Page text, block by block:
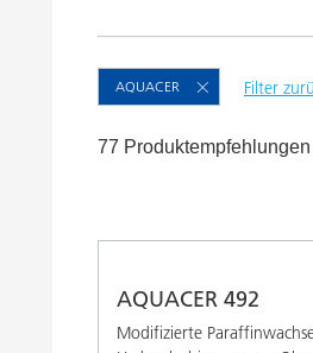
Filter
AQUACER
77 Produktempfehlungen
AQUACER 492
Modifizierte